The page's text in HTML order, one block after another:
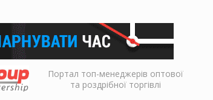
Портал топ-менеджерів оптової
та роздрібної торгівлі